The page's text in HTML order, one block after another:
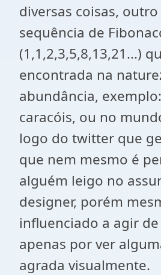
diversas coisas,
sequência de
(1,1,2,3,5,8,13,21...)
encontrada na
abundância,
caracóis, ou no
logo do twitter que
que nem mesmo é
alguém leigo no
designer, porém
influenciado a agir
apenas por ver
agrada visualmente.